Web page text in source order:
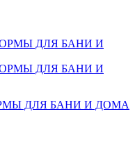
ДЛЯ БАНИ И ДОМА